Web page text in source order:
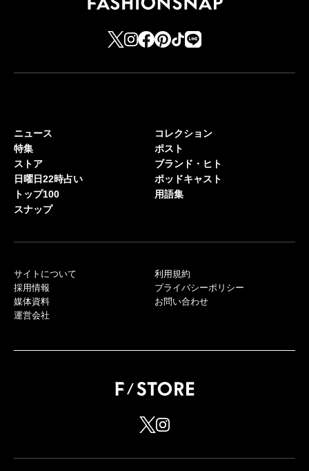
ニュース
特集
ストア
日曜日22時占い
トップ100
スナップ
コレクション
ポスト
ブランド・ヒト
ポッドキャスト
用語集
サイトについて
採用情報
媒体資料
運営会社
利用規約
プライバシーポリシー
お問い合わせ